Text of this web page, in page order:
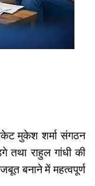
मुकेश शर्मा संगठन
तथा राहुल गांधी की
बनाने में महत्वपूर्ण